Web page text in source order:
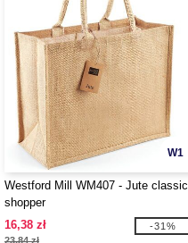
W1
Westford Mill WM407 - Jute classic
shopper
16,38 zł
23,84 zł
-31%